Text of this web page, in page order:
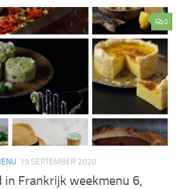
0
19 SEPTEMBER 2020
in Frankrijk weekmenu 6,